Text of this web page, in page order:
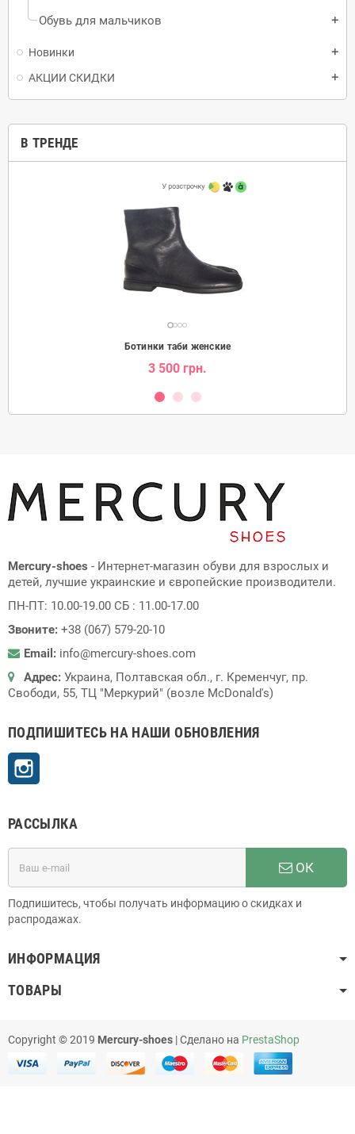
Обувь для мальчиков
add
Новинки add
АКЦИИ СКИДКИ add
В ТРЕНДЕ
Ботинки таби женские
3 500 грн.
Mercury-shoes - Интернет-магазин обуви для взрослых и
детей, лучшие украинские и європейские производители.
ПН-ПТ: 10.00-19.00 СБ : 11.00-17.00
Звоните: +38 (067) 579-20-10
Email: info@mercury-shoes.com
Адрес: Украина, Полтавская обл., г. Кременчуг, пр.
Свободи, 55, ТЦ "Меркурий" (возле McDonald's)
ПОДПИШИТЕСЬ НА НАШИ ОБНОВЛЕНИЯ
РАССЫЛКА
ОК
Подпишитесь, чтобы получать информацию о скидках и
распродажах.
ИНФОРМАЦИЯ
ТОВАРЫ
Copyright © 2019 Mercury-shoes | Сделано на PrestaShop